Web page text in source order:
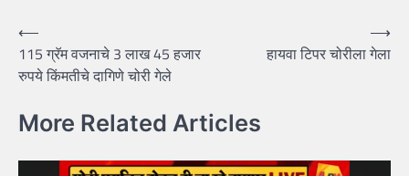
Post
navigation
⟵
115 ग्रॅम वजनाचे 3 लाख 45 हजार
रुपये किंमतीचे दागिणे चोरी गेले
हायवा टिपर चोरीला गेला
⟶
More Related Articles